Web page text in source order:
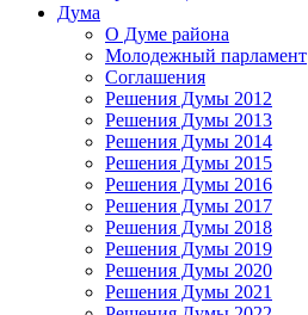
Дума
О Думе района
Молодежный парламент
Соглашения
Решения Думы 2012
Решения Думы 2013
Решения Думы 2014
Решения Думы 2015
Решения Думы 2016
Решения Думы 2017
Решения Думы 2018
Решения Думы 2019
Решения Думы 2020
Решения Думы 2021